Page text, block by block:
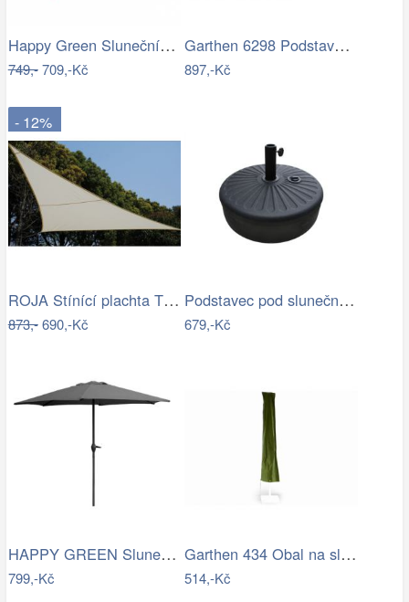
Happy Green Slunečník s boční stěnou,…
749,-709,-Kč
Garthen 6298 Podstavec pro půlkulaté…
897,-Kč
- 12%
ROJA Stínící plachta TROJÚHELNÍK 3,6m
873,-690,-Kč
Podstavec pod slunečník Houseland Bixi…
679,-Kč
HAPPY GREEN Slunečník s kličkou 230 cm,…
799,-Kč
Garthen 434 Obal na slunečník s…
514,-Kč